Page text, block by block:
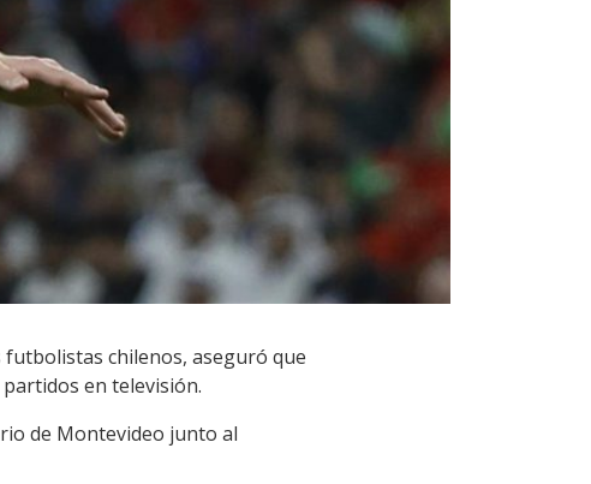
futbolistas chilenos, aseguró que
en televisión.
de Montevideo junto al